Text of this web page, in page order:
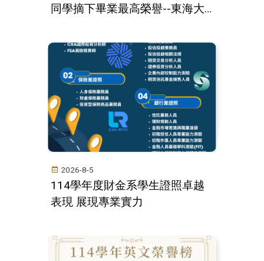
同學摘下畢業最高榮譽--東海大
2026-8-5
114學年度財金系學生證照卓越
表現 展現專業實力